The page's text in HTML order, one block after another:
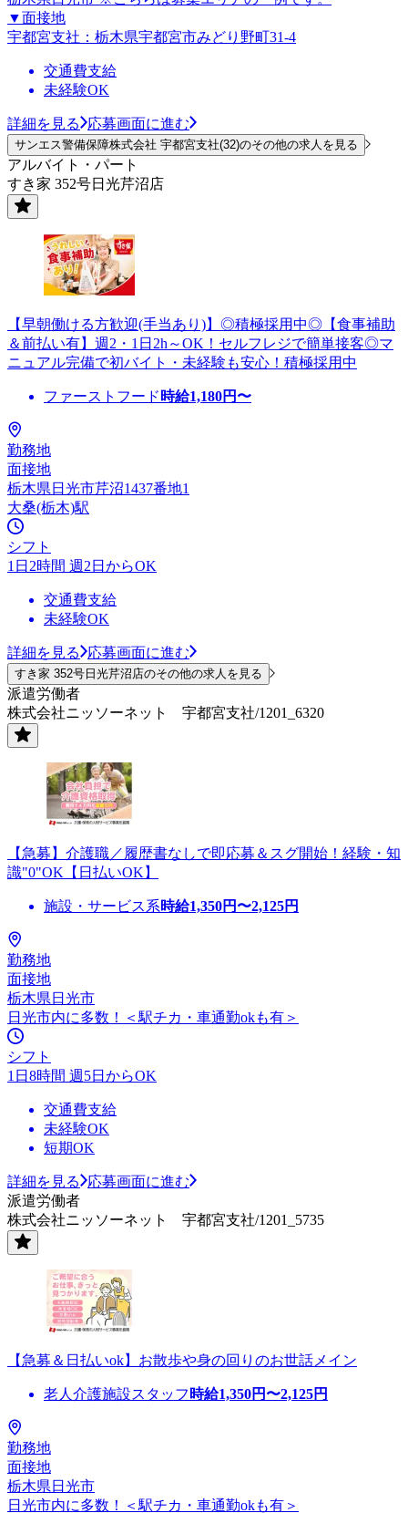
▼面接地
宇都宮支社：栃木県宇都宮市みどり野町31-4
交通費支給
未経験OK
詳細を見る 応募画面に進む
サンエス警備保障株式会社 宇都宮支社(32)のその他の求人を見る
アルバイト・パート
すき家 352号日光芹沼店
【早朝働ける方歓迎(手当あり)】◎積極採用中◎【食事補助
＆前払い有】週2・1日2h～OK！セルフレジで簡単接客◎マ
ニュアル完備で初バイト・未経験も安心！積極採用中
ファーストフード 時給1,180円〜
勤務地
面接地
栃木県日光市芹沼1437番地1
大桑(栃木)駅
シフト
1日2時間 週2日からOK
交通費支給
未経験OK
詳細を見る 応募画面に進む
すき家 352号日光芹沼店のその他の求人を見る
派遣労働者
株式会社ニッソーネット 宇都宮支社/1201_6320
【急募】介護職／履歴書なしで即応募＆スグ開始！経験・知
識"0"OK【日払いOK】
施設・サービス系時給1,350円〜2,125円
勤務地
面接地
栃木県日光市
日光市内に多数！＜駅チカ・車通勤okも有＞
シフト
1日8時間 週5日からOK
交通費支給
未経験OK
短期OK
詳細を見る
応募画面に進む
派遣労働者
株式会社ニッソーネット 宇都宮支社/1201_5735
【急募＆日払いok】お散歩や身の回りのお世話メイン
老人介護施設スタッフ 時給1,350円〜2,125円
勤務地
面接地
栃木県日光市
日光市内に多数！＜駅チカ・車通勤okも有＞